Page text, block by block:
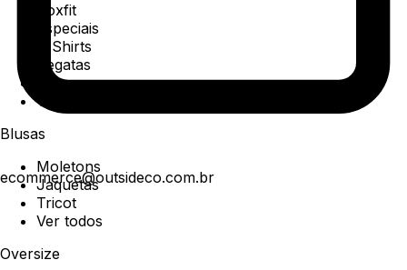
ecommerce@outsideco.com.br
Boxfit
Especiais
T-Shirts
Regatas
Polo
Ver todos
Blusas
Moletons
Jaquetas
Tricot
Ver todos
Oversize